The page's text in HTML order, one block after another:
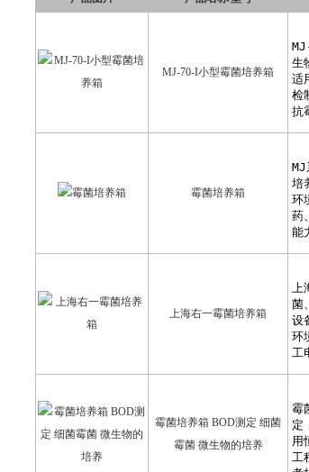
MJ-70-I小型霉菌培养箱
霉菌培养箱
上海右一霉菌培养箱
霉菌培养箱 BOD测定 细菌
霉菌 微生物的培养